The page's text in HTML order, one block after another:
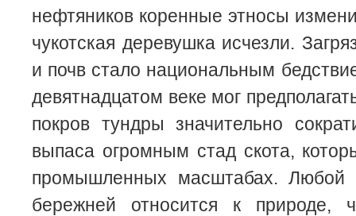
нефтяников коренные этносы
чукотская деревушка исчезли.
и почв стало национальным
девятнадцатом веке мог
покров тундры значительно
выпаса огромным стад скота,
промышленных масштабах. Любой
бережней относится к природе,